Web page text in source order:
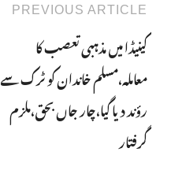
PREVIOUS ARTICLE
کینیڈا میں مذہبی تعصب کا
معاملہ،مسلم خاندان کو ٹرک سے
رؤند دیا گیا،چار جاں بحق،ملزم
گرفتار